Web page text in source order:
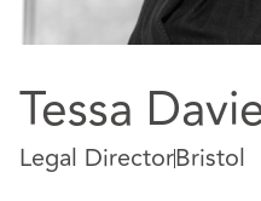
Tessa
Legal DirectorBristol